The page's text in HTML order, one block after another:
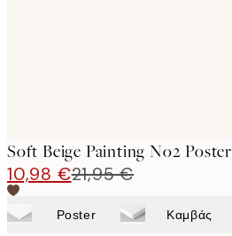
Soft Beige Painting No2 Poster
10,98 €21,95 €
Poster Καμβάς